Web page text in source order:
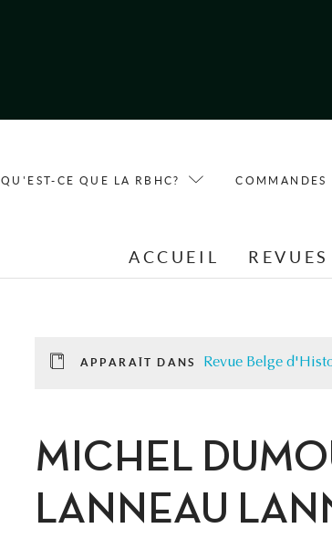
QU'EST-CE QUE LA RBHC? COMMANDES
ACCUEIL REVUES
APPARAÎT DANS Revue Belge
MICHEL
LANNEAU